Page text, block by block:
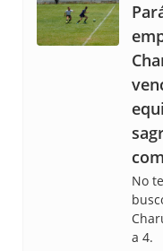
No
a 4.